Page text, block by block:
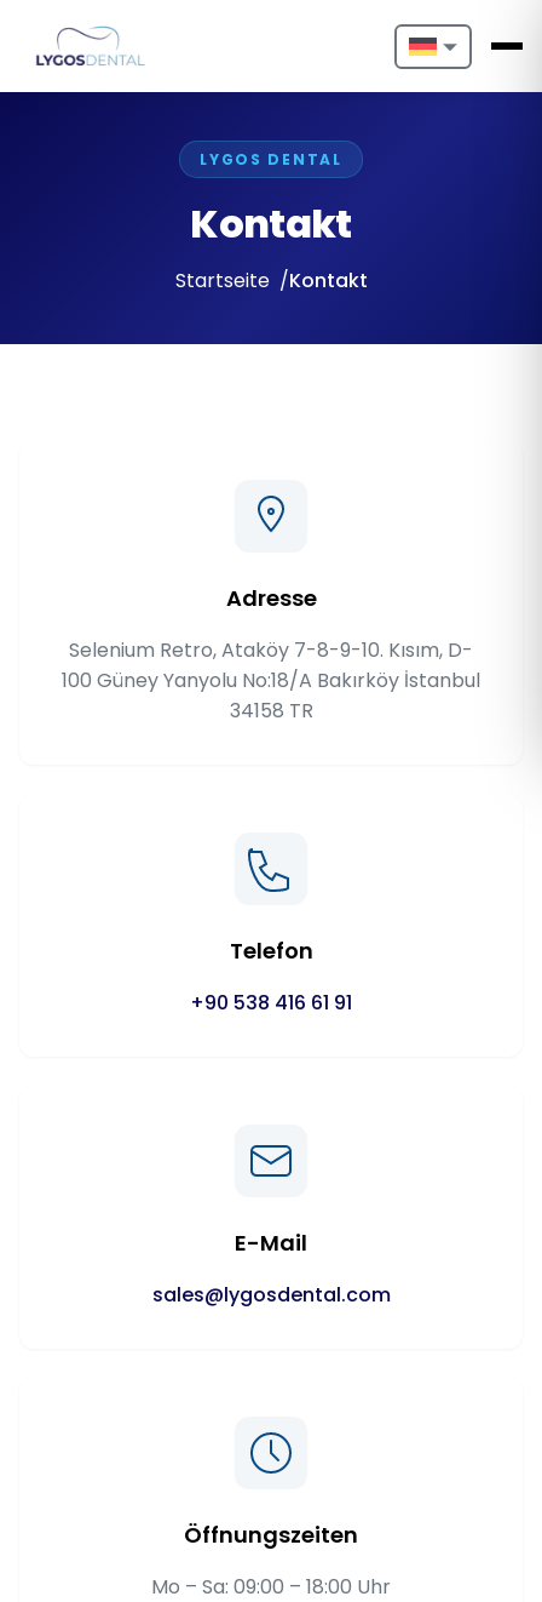
Nederlands
Русский
LYGOS DENTAL
Kontakt
Startseite Kontakt
Adresse
Selenium Retro, Ataköy 7-8-9-10. Kısım, D-
100 Güney Yanyolu No:18/A Bakırköy İstanbul
34158 TR
Telefon
+90 538 416 61 91
E-Mail
sales@lygosdental.com
Öffnungszeiten
Mo – Sa: 09:00 – 18:00 Uhr